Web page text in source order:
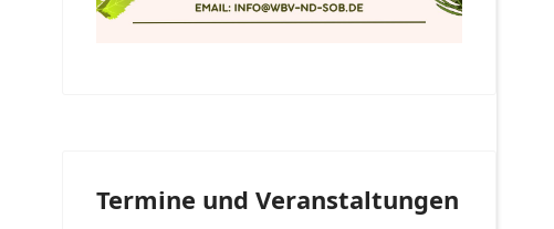
Termine und Veranstaltungen